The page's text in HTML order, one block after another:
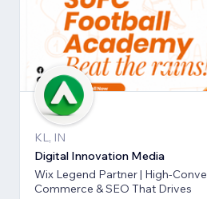
KL, IN
Digital Innovation Media
Wix Legend Partner | High-
Commerce & SEO That Drives